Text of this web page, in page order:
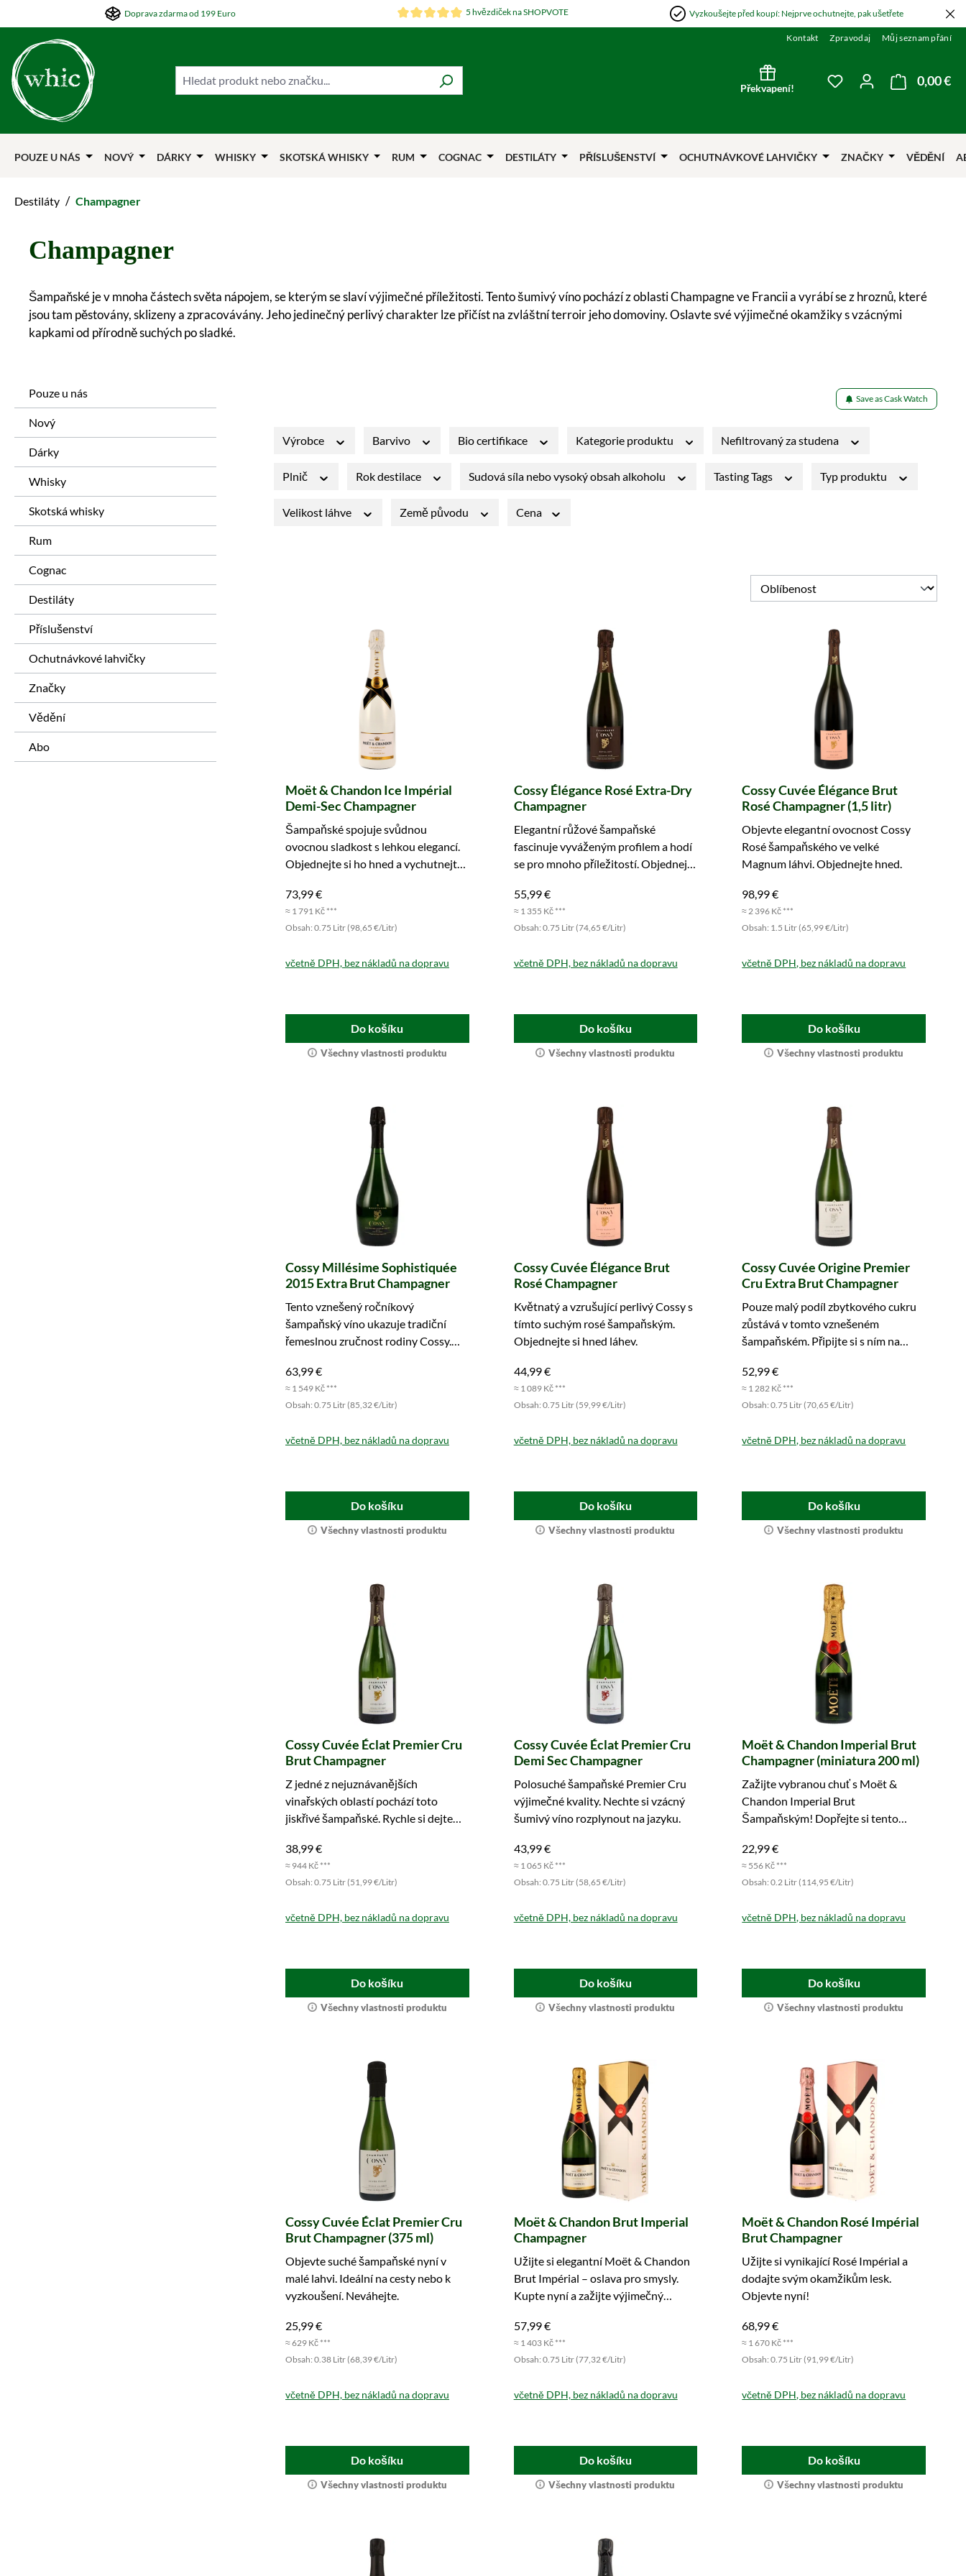
na hlavní obsah
Přejít na hlavní navigaciDoprava zdarma od 199 Euro 5 hvězdiček na SHOPVOTE Vyzkoušejte před koupí: Nejprve ochutnejte, pak ušetřete
Kontakt Zpravodaj Můj seznam přání
Překvapení!
Máte 0 položky v0,00 €
POUZE U NÁS NOVÝ DÁRKY WHISKY SKOTSKÁ WHISKY RUM COGNAC DESTILÁTY PŘÍSLUŠENSTVÍ OCHUTNÁVKOVÉ LAHVIČKY ZNAČKY VĚDĚNÍ
Destiláty / Champagner
Champagner
Šampaňské je v mnoha částech světa nápojem, se kterým se slaví výjimečné příležitosti. Tento šumivý víno pochází z oblasti Champagne ve Francii a vyrábí se z hroznů, které
jsou tam pěstovány, sklizeny a zpracovávány. Jeho jedinečný perlivý charakter lze přičíst na zvláštní terroir jeho domoviny. Oslavte své výjimečné okamžiky s vzácnými
kapkami od přírodně suchých po sladké.
Pouze u nás
Nový
Dárky
Whisky
Skotská whisky
Rum
Cognac
Destiláty
Příslušenství
Ochutnávkové lahvičky
Značky
Vědění
Abo
Save as Cask Watch
Výrobce Barvivo Bio certifikace Kategorie produktu Nefiltrovaný za studena
Plnič Rok destilace Sudová síla nebo vysoký obsah alkoholu Tasting Tags Typ produktu
Velikost láhve Země původu Cena
Moët & Chandon Ice Impérial
Demi-Sec Champagner
Šampaňské spojuje svůdnou
ovocnou sladkost s lehkou elegancí.
Objednejte si ho hned a vychutnejte
73,99 €
≈ 1 791 Kč ***
Obsah: 0.75 Litr (98,65 €/Litr)
včetně DPH, bez nákladů na dopravu
Do košíku
Všechny vlastnosti produktu
Cossy Élégance Rosé Extra-Dry
Champagner
Elegantní růžové šampaňské
fascinuje vyváženým profilem a hodí
se pro mnoho příležitostí. Objednejte
55,99 €
≈ 1 355 Kč ***
Obsah: 0.75 Litr (74,65 €/Litr)
včetně DPH, bez nákladů na dopravu
Do košíku
Všechny vlastnosti produktu
Cossy Cuvée Élégance Brut
Rosé Champagner (1,5 litr)
Objevte elegantní ovocnost Cossy
Rosé šampaňského ve velké
Magnum láhvi. Objednejte hned.
98,99 €
≈ 2 396 Kč ***
Obsah: 1.5 Litr (65,99 €/Litr)
včetně DPH, bez nákladů na dopravu
Do košíku
Všechny vlastnosti produktu
Cossy Millésime Sophistiquée
2015 Extra Brut Champagner
Tento vznešený ročníkový
šampaňský víno ukazuje tradiční
řemeslnou zručnost rodiny Cossy.
63,99 €
≈ 1 549 Kč ***
Obsah: 0.75 Litr (85,32 €/Litr)
včetně DPH, bez nákladů na dopravu
Do košíku
Všechny vlastnosti produktu
Cossy Cuvée Élégance Brut
Rosé Champagner
Květnatý a vzrušující perlivý Cossy s
tímto suchým rosé šampaňským.
Objednejte si hned láhev.
44,99 €
≈ 1 089 Kč ***
Obsah: 0.75 Litr (59,99 €/Litr)
včetně DPH, bez nákladů na dopravu
Do košíku
Všechny vlastnosti produktu
Cossy Cuvée Origine Premier
Cru Extra Brut Champagner
Pouze malý podíl zbytkového cukru
zůstává v tomto vznešeném
šampaňském. Připijte si s ním na
52,99 €
≈ 1 282 Kč ***
Obsah: 0.75 Litr (70,65 €/Litr)
včetně DPH, bez nákladů na dopravu
Do košíku
Všechny vlastnosti produktu
Cossy Cuvée Éclat Premier Cru
Brut Champagner
Z jedné z nejuznávanějších
vinařských oblastí pochází toto
jiskřivé šampaňské. Rychle si dejte
38,99 €
≈ 944 Kč ***
Obsah: 0.75 Litr (51,99 €/Litr)
včetně DPH, bez nákladů na dopravu
Do košíku
Všechny vlastnosti produktu
Cossy Cuvée Éclat Premier Cru
Demi Sec Champagner
Polosuché šampaňské Premier Cru
výjimečné kvality. Nechte si vzácný
šumivý víno rozplynout na jazyku.
43,99 €
≈ 1 065 Kč ***
Obsah: 0.75 Litr (58,65 €/Litr)
včetně DPH, bez nákladů na dopravu
Do košíku
Všechny vlastnosti produktu
Moët & Chandon Imperial Brut
Champagner (miniatura 200 ml)
Zažijte vybranou chuť s Moët &
Chandon Imperial Brut
Šampaňským! Dopřejte si tento
22,99 €
≈ 556 Kč ***
Obsah: 0.2 Litr (114,95 €/Litr)
včetně DPH, bez nákladů na dopravu
Do košíku
Všechny vlastnosti produktu
Cossy Cuvée Éclat Premier Cru
Brut Champagner (375 ml)
Objevte suché šampaňské nyní v
malé lahvi. Ideální na cesty nebo k
vyzkoušení. Neváhejte.
25,99 €
≈ 629 Kč ***
Obsah: 0.38 Litr (68,39 €/Litr)
včetně DPH, bez nákladů na dopravu
Do košíku
Všechny vlastnosti produktu
Moët & Chandon Brut Imperial
Champagner
Užijte si elegantní Moët & Chandon
Brut Impérial – oslava pro smysly.
Kupte nyní a zažijte výjimečný
57,99 €
≈ 1 403 Kč ***
Obsah: 0.75 Litr (77,32 €/Litr)
včetně DPH, bez nákladů na dopravu
Do košíku
Všechny vlastnosti produktu
Moët & Chandon Rosé Impérial
Brut Champagner
Užijte si vynikající Rosé Impérial a
dodajte svým okamžikům lesk.
Objevte nyní!
68,99 €
≈ 1 670 Kč ***
Obsah: 0.75 Litr (91,99 €/Litr)
včetně DPH, bez nákladů na dopravu
Do košíku
Všechny vlastnosti produktu